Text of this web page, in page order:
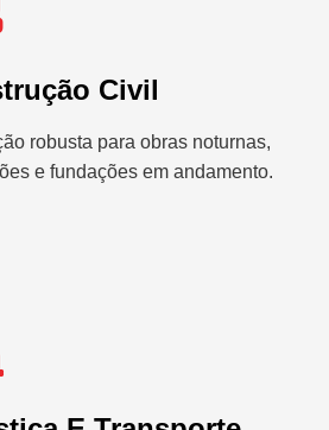
Civil
robusta para obras noturnas,
e fundações em andamento.